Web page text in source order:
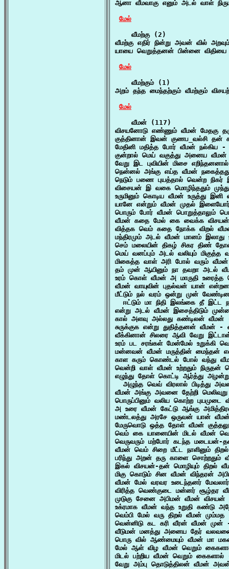
ஆனா வீமவாகு எனும் அடல் வாள்
மேல்
    வீமற்கு (2)
வீமற்கு எதிர் நின்று அவன் வில்
யாயை வெறுத்தனன் பின்னை
மேல்
    வீமற்கும் (1)
அறம் தந்த மைந்தற்கும் வீமற்கும்
மேல்
    வீமன் (117)
விசயனோடு எண்ணும் வீமன் மேதகு
குத்தினான் இவன் குணப_வல்சி
மேதினி மதித்த போர் வீமன் நல்கிய -
குன்றால் மெய் வகுத்து அனைய
வேறு இட புவியின் மிசை
நென்னல் அங்கு எய்த வீமன்
நெடும் பணை புயத்தால் வென்ற
விசையன் இ வகை மொழிந்ததும்
உருமினும் கொடிய வீமன் உருத்து
யானே என்றும் வீமன் முதல்
பொரும் போர் வீமன் பொறுத்தாலும்
வீமன் கதை மேல் கை வைக்க விசயன்
வித்தக வெம் கதை நோக்க விறல்
மந்திரமும் அடல் வீமன் மானம் இலாது
செம் மலையின் திகழ் சிகர திண்
மெய் வனப்பும் அடல் வலியும்
மிகைத்த வாள் அரி போல் வரும்
தம் முன் ஆயினும் நா தவறா அடல்
உரம் கொள் வீமன் அ மாருதி உரைத்த
வீமன் வாயுவின் புதல்வன் யான்
மீட்டும் நல் வரம் ஒன்று முன்
ஈட்டும் மா நிதி இலங்கை தீ இட்ட
என்று அடல் வீமன் இசைத்திடும்
கால் அளவு அல்லது கண்டிலன் வீமன்
சுருக்குக என்று துதித்தனன் வீமன் -
வீக்கினான் சிலரை ஆவி வேறு
உரம் பட சரங்கள் மேன்மேல் உறுக்கி
மன்னவன் வீமன் மருத்தின் மைந்தன்
காள கரும் கொண்டல் போல் வந்து
வென்றி வாள் வீமன் உற்றதும் நிருதன்
எழுந்து தோள் கொட்டி ஆர்த்து
அழுந்த வெவ் விரலால் பிடித்து
வீமன் அங்கு அவனை தேற்றி
பொருப்பினும் வலிய கொற்ற
அ உரை வீமன் கேட்டு ஆங்கு
மண்டலத்து அரசே ஒருவன் யான்
மேருவொடு ஒத்த தோள் வீமன்
வெம் கை யானையின் மிடல் வீமன்
வெருவரும் மற்போர் கடந்த
வீமன் வெம் சிறை மீட்ட நாளினும்
பரிந்து அறன் தரு காளை சொற்றதும்
இகல் விசயன்-தன் மொழியும் திறல்
மிகு கொடும் சின வீமன் விந்தரன்
வீமன் மேல் வரவர உடைந்தனர்
விரித்த வெண்குடை மன்னர் சூழ்தர
முடுகு சேனை அபிமன் வீமன்
உக்ரமாக வீமன் வந்த உறுதி கண்டு
வெம்பி மேல் வரு திறல் வீமன் மும்மத
வென்னிடு கட கரி வீரன் வீமன் முன்
வீடுமன் மனத்து அனைய தேர்
பொரு வில் ஆண்மையும் வீமன் மா மகன்
மேல் ஆள் விழ வீமன் வெறும்
மிடல் பற்றிய வீமன் வெறும் கைகளால்
வேறு அம்பு தொடுத்திலன் வீமன்